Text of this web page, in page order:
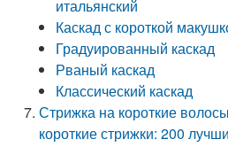
итальянский
Каскад с короткой
Градуированный каскад
Рваный каскад
Классический каскад
Стрижка на короткие
короткие стрижки: 200